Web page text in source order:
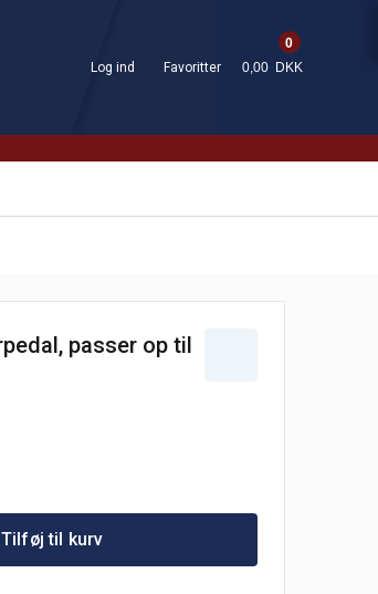
Log ind Favoritter
0
0,00 DKK
passer op til
Tilføj til kurv